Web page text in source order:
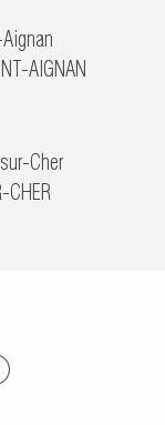
AIGNAN
Cher
CHER